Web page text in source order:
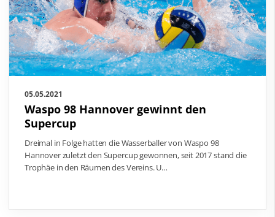
05.05.2021
Waspo 98 Hannover gewinnt den
Supercup
Dreimal in Folge hatten die Wasserballer von Waspo 98
Hannover zuletzt den Supercup gewonnen, seit 2017 stand die
Trophäe in den Räumen des Vereins. U…